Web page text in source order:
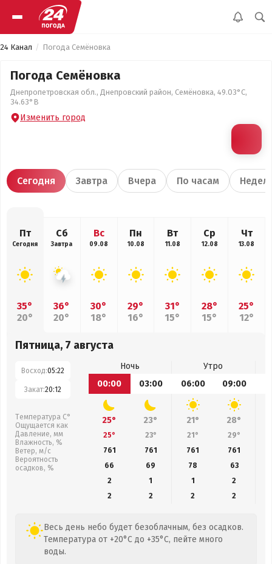
24 Канал Погода Семёновка
Погода Семёновка
Днепропетровская обл., Днепровский район, Семёновка, 49.03°С,
34.63°В
Изменить город
Сегодня Завтра Вчера По часам
Пт
Сегодня
35°
20°
Сб
Завтра
36°
20°
Вс
09.08
30°
18°
Пн
10.08
29°
16°
Вт
11.08
31°
15°
Ср
12.08
28°
15°
Чт
13.08
25°
12°
Пятница, 7 августа
Восход:05:22
Закат:20:12
Температура С°
Ощущается как
Давление, мм
Влажность, %
Ветер, м/с
Вероятность
осадков, %
Ночь
Утро
00:00
03:00 06:00 09:00
25° 23° 21° 28°
25° 23° 21° 29°
761
761 761 761
66
69 78 63
2
1 1
2
2
2 2 2
Весь день небо будет безоблачным, без осадков.
Температура от +20°C до +35°C, пейте много
воды.